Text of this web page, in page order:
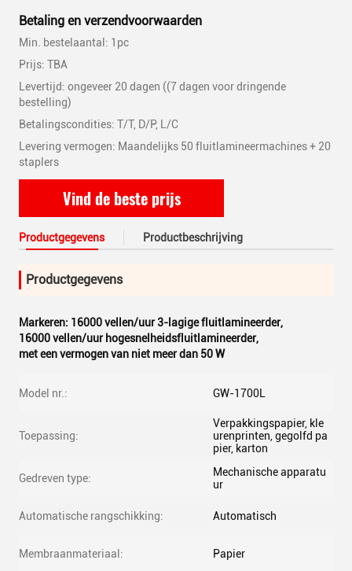
Betaling en verzendvoorwaarden
Min. bestelaantal: 1pc
Prijs: TBA
Levertijd: ongeveer 20 dagen ((7 dagen voor dringende
bestelling)
Betalingscondities: T/T, D/P, L/C
Levering vermogen: Maandelijks 50 fluitlamineermachines + 20
staplers
Vind de beste prijs
Productgegevens Productbeschrijving
Productgegevens
Markeren: 16000 vellen/uur 3-lagige fluitlamineerder,
16000 vellen/uur hogesnelheidsfluitlamineerder,
met een vermogen van niet meer dan 50 W
Model nr.: GW-1700L
Toepassing:
Verpakkingspapier, kle
urenprinten, gegolfd pa
pier, karton
Gedreven type:
Mechanische apparatu
ur
Automatische rangschikking: Automatisch
Membraanmateriaal: Papier